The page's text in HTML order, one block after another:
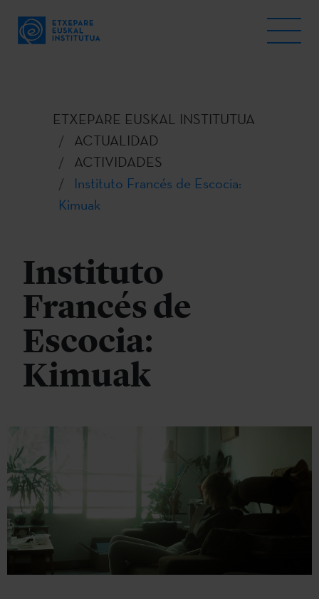
ETXEPARE EUSKAL INSTITUTUA
ACTUALIDAD
ACTIVIDADES
Instituto Francés de Escocia:
Kimuak
Instituto
Francés de
Escocia:
Kimuak